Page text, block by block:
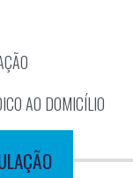
AO DOMICÍLIO